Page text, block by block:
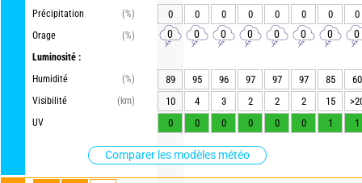
Précipitation
(%)
Orage
(%)
Luminosité :
Humidité
(%)
Visibilité
(km)
UV
Comparer les modèles météo
0 0 0 0 0 0 0 0
0 0 0 0 0 0 0 0
89 95 96 97 97 97 85
60
10
4 3 2 2 2 15
0
0 0 0 0 0 1 1